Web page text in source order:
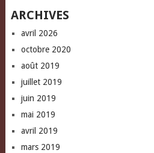
ARCHIVES
avril 2026
octobre 2020
août 2019
juillet 2019
juin 2019
mai 2019
avril 2019
mars 2019